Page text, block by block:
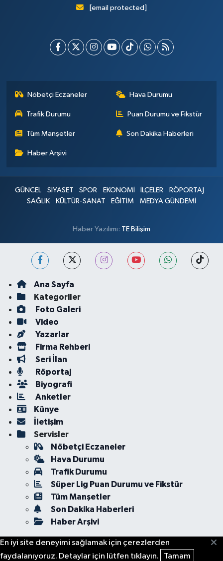
[email protected]
Nöbetçi Eczaneler Hava Durumu
Trafik Durumu Puan Durumu ve Fikstür
Tüm Manşetler Son Dakika Haberleri
Haber Arşivi
GÜNCEL SİYASET SPOR EKONOMİ İLÇELER
RÖPORTAJ
SAĞLIK
KÜLTÜR-SANAT EĞİTİM MEDYA GÜNDEMİ
Haber Yazılımı: TE Bilişim
Ana Sayfa
Kategoriler
Foto Galeri
Video
Yazarlar
Firma Rehberi
Seri İlan
Röportaj
Biyografi
Anketler
Künye
İletişim
Servisler
Nöbetçi Eczaneler
Hava Durumu
Trafik Durumu
Süper Lig Puan Durumu ve Fikstür
Tüm Manşetler
Son Dakika Haberleri
Haber Arşivi
En iyi site deneyimi sağlamak için çerezlerden
faydalanıyoruz. Detaylar için lütfen tıklayın.
Tamam